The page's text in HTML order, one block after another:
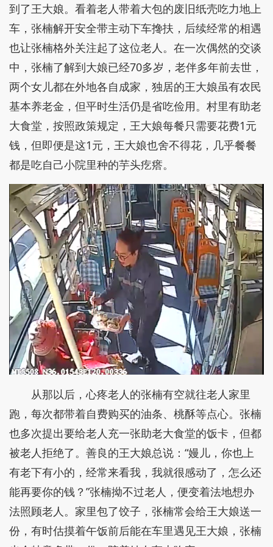
到了王大娘。看着老人带着大包的废旧纸壳吃力地上
车，张楠解开安全带主动下车搀扶，后续经常的相遇
也让张楠格外关注起了这位老人。在一次偶然的交谈
中，张楠了解到大娘已经70多岁，老伴多年前去世，
两个女儿都在外地各自成家，独居的王大娘虽有农民
基本养老金，但平时生活仍是省吃俭用。村里有助老
大食堂，按照政策规定，王大娘每餐只需要花费1元
钱，但即便是这1元，王大娘也舍不得花，几乎餐餐
都是吃自己小院里种的芋头疙瘩。
从那以后，心疼老人的张楠有空就往老人家里
跑，每次都带着自费购买的油条、桃酥等点心。张楠
也多次提出要给老人充一张助老大食堂的饭卡，但都
被老人拒绝了。善良的王大娘总说：“嫚儿，你也上
有老下有小的，经常来看我，我就很感动了，怎么还
能再要你的钱？”张楠拗不过老人，便变着法地想办
法照顾老人。家里包了饺子，张楠常会给王大娘送一
份，有时估摸着午饭前后能在车里遇见王大娘，张楠